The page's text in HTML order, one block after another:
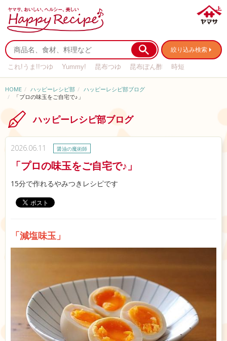
絞り込み検索
これ!うま!!つゆ Yummy! 昆布つゆ 昆布ぽん酢
時短
HOME
ハッピーレシピ部
ハッピーレシピ部ブログ
「プロの味玉をご自宅で♪」
ハッピーレシピ部ブログ
2026.06.11 醤油の魔術師
「プロの味玉をご自宅で♪」
15分で作れるやみつきレシピです
「減塩味玉」